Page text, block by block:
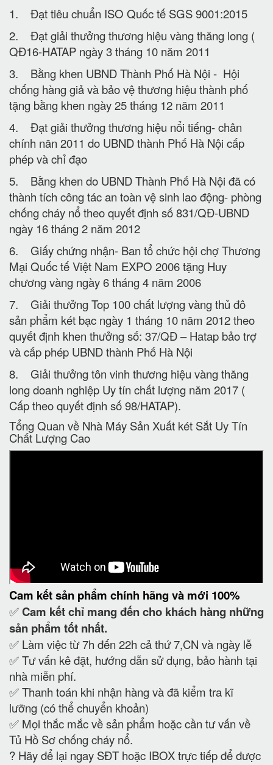
1. Đạt tiêu chuẩn ISO Quốc tế SGS 9001:2015
2. Đạt giải thưởng thương hiệu vàng thăng long (
QĐ16-HATAP ngày 3 tháng 10 năm 2011
3. Bằng khen UBND Thành Phố Hà Nội - Hội
chống hàng giả và bảo vệ thương hiệu thành phố
tặng bằng khen ngày 25 tháng 12 năm 2011
4. Đạt giải thưởng thương hiệu nổi tiếng- chân
chính năn 2011 do UBND thành Phố Hà Nội cấp
phép và chỉ đạo
5. Bằng khen do UBND Thành Phố Hà Nội đã có
thành tích công tác an toàn vệ sinh lao động- phòng
chống cháy nổ theo quyết định số 831/QĐ-UBND
ngày 16 tháng 2 năm 2012
6. Giấy chứng nhận- Ban tổ chức hội chợ Thương
Mại Quốc tế Việt Nam EXPO 2006 tặng Huy
chương vàng ngày 6 tháng 4 năm 2006
7. Giải thưởng Top 100 chất lượng vàng thủ đô
sản phẩm két bạc ngày 1 tháng 10 năm 2012 theo
quyết định khen thưởng số: 37/QĐ – Hatap bảo trợ
và cấp phép UBND thành Phố Hà Nội
8. Giải thưởng tôn vinh thương hiệu vàng thăng
long doanh nghiệp Uy tín chất lượng năm 2017 (
Cấp theo quyết định số 98/HATAP).
Tổng Quan về Nhà Máy Sản Xuất két Sắt Uy Tín
Chất Lượng Cao
Cam kếtsản phẩm chính hãng và mới 100%
✅ Cam kếtchỉ mang đến cho khách hàng những
sản phẩm tốt nhất.
✅ Làm việc từ 7h đến 22h cả thứ 7,CN và ngày lễ
✅ Tư vấn kê đặt, hướng dẫn sử dụng, bảo hành tại
nhà miễn phí.
✅ Thanh toán khi nhận hàng và đã kiểm tra kĩ
lưỡng (có thể chuyển khoản)
✅ Mọi thắc mắc về sản phẩm hoặc cần tư vấn về
Tủ Hồ Sơ chống cháy nổ.
? Hãy để lại ngay SĐT hoặc IBOX trực tiếp để được